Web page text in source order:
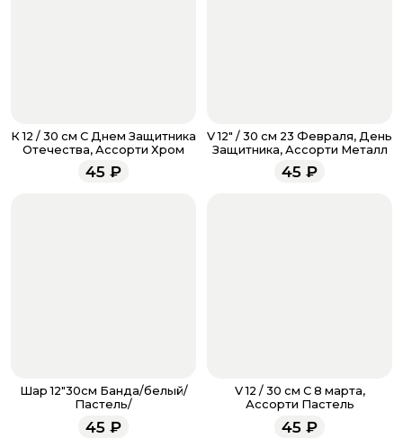
звоните по номеру телефона
8 (927) 936-71-86
или
напишите WhatsApp
+7 937 333-66-53. Наши
менеджеры работают ежедневно с 9.00 до 23.00 и
всегда рады проконсультировать вас.
К 12 / 30 см С Днем Защитника
Отечества, Ассорти Хром
45 ₽
V 12" / 30 см 23 Февраля, День
Защитника, Ассорти Металл
45 ₽
Шар 12"30см Банда/белый/
Пастель/
45 ₽
V 12 / 30 см С 8 марта,
Ассорти Пастель
45 ₽